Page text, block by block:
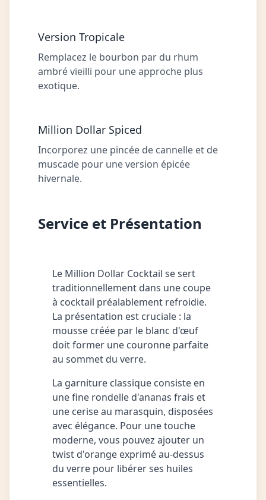
Version Tropicale
Remplacez le bourbon par du rhum
ambré vieilli pour une approche plus
exotique.
Million Dollar Spiced
Incorporez une pincée de cannelle et de
muscade pour une version épicée
hivernale.
Service et Présentation
Le Million Dollar Cocktail se sert
traditionnellement dans une coupe
à cocktail préalablement refroidie.
La présentation est cruciale : la
mousse créée par le blanc d'œuf
doit former une couronne parfaite
au sommet du verre.
La garniture classique consiste en
une fine rondelle d'ananas frais et
une cerise au marasquin, disposées
avec élégance. Pour une touche
moderne, vous pouvez ajouter un
twist d'orange exprimé au-dessus
du verre pour libérer ses huiles
essentielles.